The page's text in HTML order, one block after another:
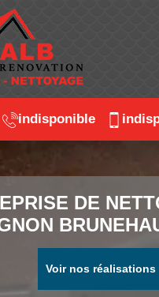
indisponible
DE
Voir nos réalisations